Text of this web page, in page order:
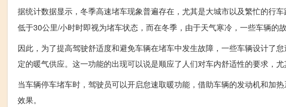
据统计数据显示，冬季高速堵车现象普遍存在，尤其是大城市以及繁忙的行
低于30公里/小时时即视为堵车状态，而在冬季，由于天气寒冷，一些车辆的
因此，为了提高驾驶舒适度和避免车辆在堵车中发生故障，一些车辆设计了
定的暖气供应。这一功能的出现可以说是顺应了人们对车内舒适性的要求，尤
当车辆停车堵车时，驾驶员可以开启怠速取暖功能，借助车辆的发动机和加
效果。